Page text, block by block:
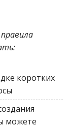
коротких
можете